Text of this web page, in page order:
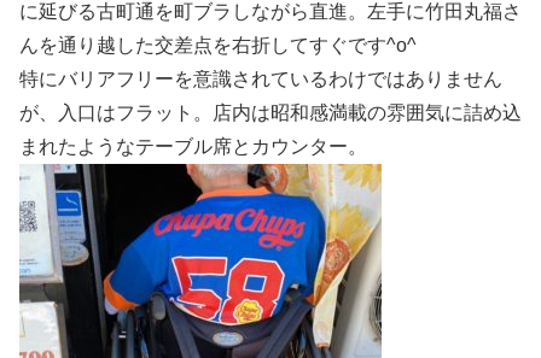
に延びる古町通を町ブラしながら直進。左手に竹田丸福さ
んを通り越した交差点を右折してすぐです^o^
特にバリアフリーを意識されているわけではありません
が、入口はフラット。店内は昭和感満載の雰囲気に詰め込
まれたようなテーブル席とカウンター。